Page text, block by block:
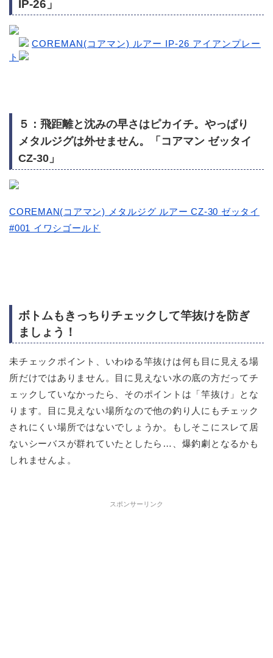
IP-26」
COREMAN(コアマン) ルアー IP-26 アイアンプレー
ト
５：飛距離と沈みの早さはピカイチ。やっぱり
メタルジグは外せません。「コアマン ゼッタイ
CZ-30」
COREMAN(コアマン) メタルジグ ルアー CZ-30 ゼッタイ
#001 イワシゴールド
ボトムもきっちりチェックして竿抜けを防ぎ
ましょう！
未チェックポイント、いわゆる竿抜けは何も目に見える場
所だけではありません。目に見えない水の底の方だってチ
ェックしていなかったら、そのポイントは「竿抜け」とな
ります。目に見えない場所なので他の釣り人にもチェック
されにくい場所ではないでしょうか。もしそこにスレて居
ないシーバスが群れていたとしたら…、爆釣劇となるかも
しれませんよ。
スポンサーリンク